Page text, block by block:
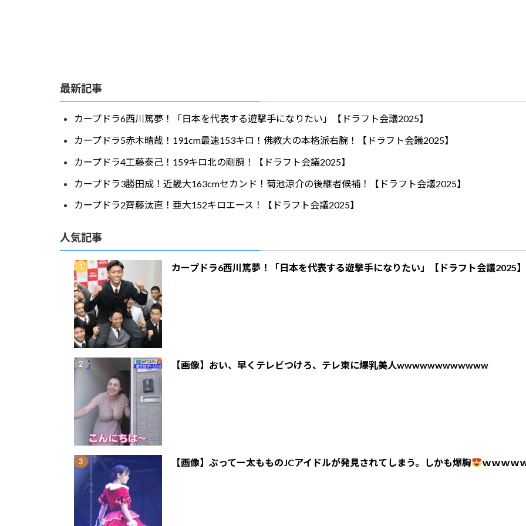
最新記事
カープドラ6西川篤夢！「日本を代表する遊撃手になりたい」【ドラフト会議2025】
カープドラ5赤木晴哉！191cm最速153キロ！佛教大の本格派右腕！【ドラフト会議2025】
カープドラ4工藤泰己！159キロ北の剛腕！【ドラフト会議2025】
カープドラ3勝田成！近畿大163cmセカンド！菊池涼介の後継者候補！【ドラフト会議2025】
カープドラ2齊藤汰直！亜大152キロエース！【ドラフト会議2025】
人気記事
カープドラ6西川篤夢！「日本を代表する遊撃手になりたい」【ドラフト会議2025】
【画像】おい、早くテレビつけろ、テレ東に爆乳美人wwwwwwwwwwww
【画像】ぶってー太もものJCアイドルが発見されてしまう。しかも爆胸 ｗｗｗｗ